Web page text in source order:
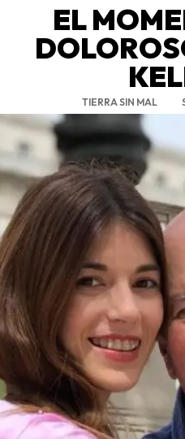
EL
TIERRA SIN MAL